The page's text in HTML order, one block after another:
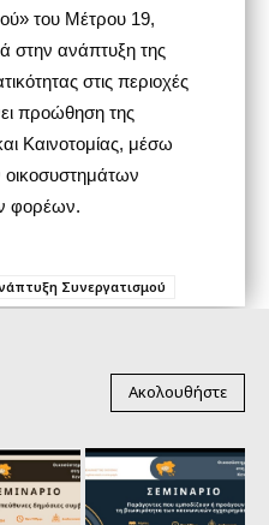
του Μέτρου 19,
στην ανάπτυξη της
στις περιοχές
προώθηση της
Καινοτομίας, μέσω
οικοσυστημάτων
φορέων.
Συνεργατισμού
Ακολουθήστε